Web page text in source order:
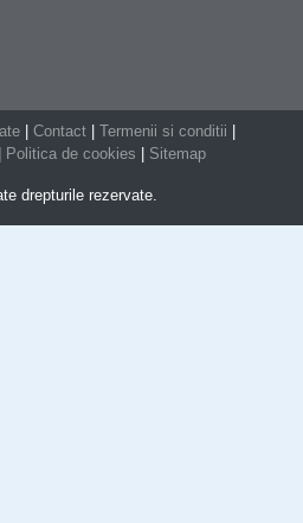
Contact Termenii si conditii
Politica de cookies Sitemap
drepturile rezervate.